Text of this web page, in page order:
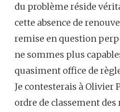
du problème réside
cette absence de
remise en question
ne sommes plus
quasiment office de
Je contesterais à Olivier
ordre de classement des